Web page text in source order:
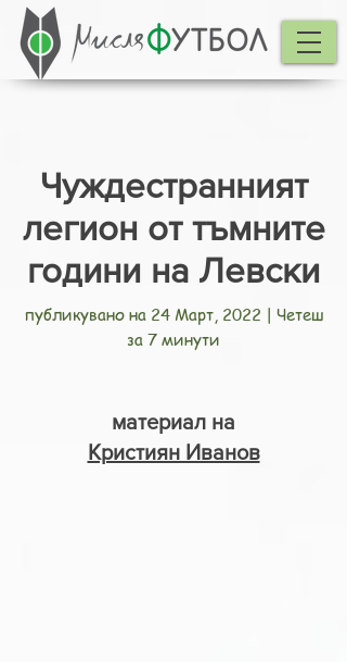
Чуждестранният
легион от тъмните
години на Левски
публикувано на 24 Март, 2022 | Четеш
за 7 минути
материал на
Кристиян Иванов